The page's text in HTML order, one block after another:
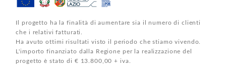
Il progetto ha la finalità di aumentare sia il numero di clienti
che i relativi fatturati.
Ha avuto ottimi risultati visto il periodo che stiamo vivendo.
L'importo finanziato dalla Regione per la realizzazione del
progetto è stato di € 13.800,00 + iva.